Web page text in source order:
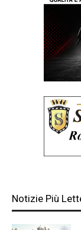
Notizie Più